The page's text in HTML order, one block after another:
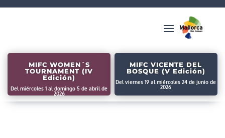
MIFC WOMEN´S
TOURNAMENT (IV
Edición)
Del miércoles 1 al domingo 5 de abril de
2026
MIFC VICENTE DEL
BOSQUE (V Edición)
Del viernes 19 al miércoles 24 de junio de
2026